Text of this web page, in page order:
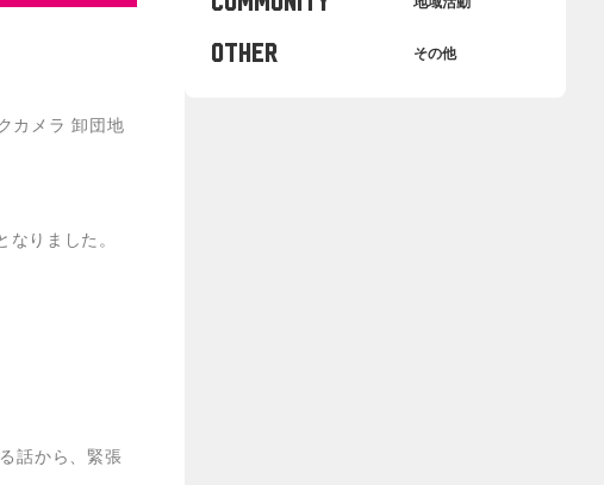
カメラ 卸団地
りました。
話から、緊張
OTHER その他